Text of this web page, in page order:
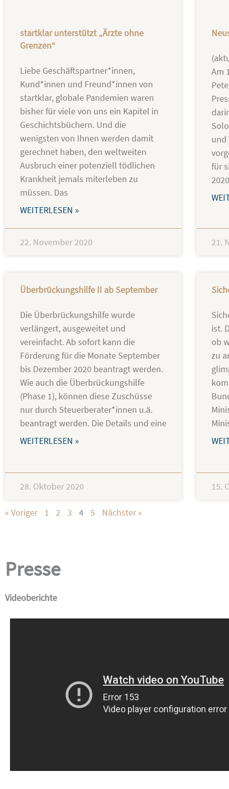
startklar unterstützt „Ärzte ohne
Grenzen“
Liebe Geschäftspartner*innen,
Kund*innen und Freund*innen von
startklar, globale Pandemien waren
bisher für viele von uns ein Kapitel in
Geschichtsbüchern. Und die
wenigsten von Ihnen werden damit
gerechnet haben, den weltweiten
Ausbruch einer potenziell tödlichen
Krankheit jemals miterleben zu
müssen. Das
WEITERLESEN »
22. November 2020
Am
und
für
2020
21.
Überbrückungshilfe II ab September
Die Überbrückungshilfe wurde
verlängert, ausgeweitet und
vereinfacht. Ab sofort kann die
Förderung für die Monate September
bis Dezember 2020 beantragt werden.
Wie auch die Überbrückungshilfe
(Phase 1), können diese Zuschüsse
nur durch Steuerberater*innen u.ä.
beantragt werden. Die Details und eine
WEITERLESEN »
28. Oktober 2020
ist.
ob
zu
15.
« Voriger 1 2 3 4 5 Nächster »
Presse
Videoberichte